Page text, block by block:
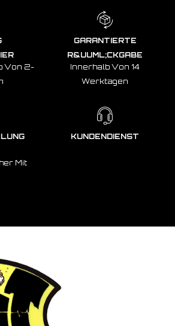
Von 2-
GARANTIERTE
R&UUML;CKGABE
Innerhalb Von 14
Werktagen
Mit
KUNDENDIENST